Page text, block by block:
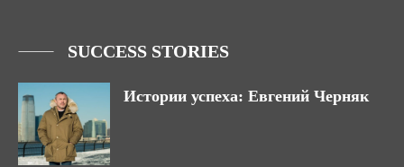
SUCCESS STORIES
Истории успеха: Евгений Черняк